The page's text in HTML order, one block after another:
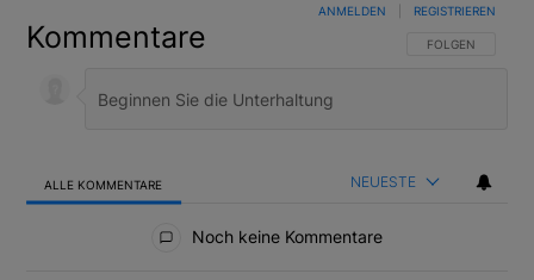
Kommentare FOLGE DIESER
FOLGEN
ANMELDEN REGISTRIEREN
ALLE KOMMENTARE NEUESTE
Noch keine Kommentare